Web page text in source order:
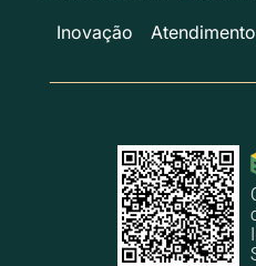
Inovação
Atendimento